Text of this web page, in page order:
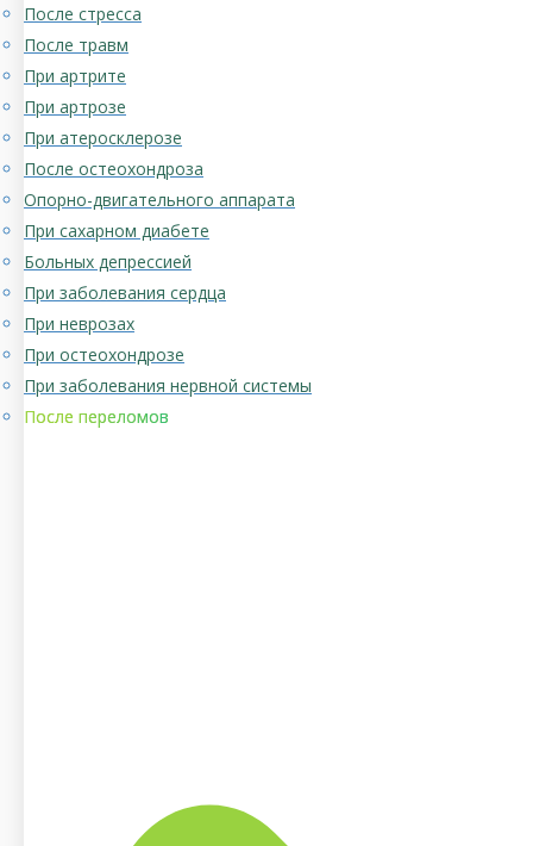
После стресса
После травм
При артрите
При артрозе
При атеросклерозе
После остеохондроза
Опорно-двигательного аппарата
При сахарном диабете
Больных депрессией
При заболевания сердца
При неврозах
При остеохондрозе
При заболевания нервной системы
После переломов